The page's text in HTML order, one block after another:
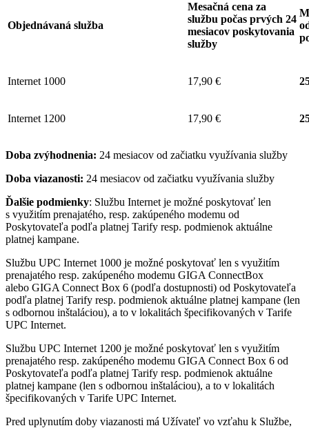
Objednávaná služba
Mesačná cena za
službu počas prvých 24
mesiacov poskytovania
služby
Internet 1000 17,90 €
Internet 1200 17,90 €
Doba zvýhodnenia: 24 mesiacov od začiatku využívania služby
Doba viazanosti: 24 mesiacov od začiatku využívania služby
Ďalšie podmienky: Službu Internet je možné poskytovať len
s využitím prenajatého, resp. zakúpeného modemu od
Poskytovateľa podľa platnej Tarify resp. podmienok aktuálne
platnej kampane.
Službu UPC Internet 1000 je možné poskytovať len s využitím
prenajatého resp. zakúpeného modemu GIGA ConnectBox
alebo GIGA Connect Box 6 (podľa dostupnosti) od Poskytovateľa
podľa platnej Tarify resp. podmienok aktuálne platnej kampane (len
s odbornou inštaláciou), a to v lokalitách špecifikovaných v Tarife
UPC Internet.
Službu UPC Internet 1200 je možné poskytovať len s využitím
prenajatého resp. zakúpeného modemu GIGA Connect Box 6 od
Poskytovateľa podľa platnej Tarify resp. podmienok aktuálne
platnej kampane (len s odbornou inštaláciou), a to v lokalitách
špecifikovaných v Tarife UPC Internet.
Pred uplynutím doby viazanosti má Užívateľ vo vzťahu k Službe,